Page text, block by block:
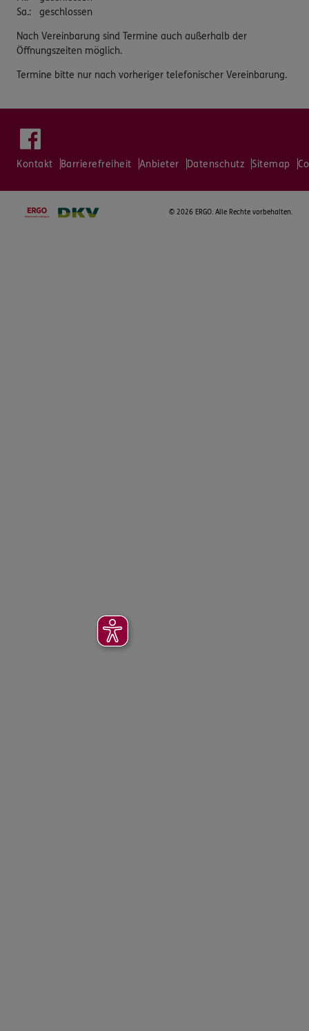
Sa.: geschlossen
Nach Vereinbarung sind Termine auch außerhalb der
Öffnungszeiten möglich.
Termine bitte nur nach vorheriger telefonischer Vereinbarung.
Kontakt Barrierefreiheit Anbieter Datenschutz Sitemap
© 2026 ERGO. Alle Rechte vorbehalten.